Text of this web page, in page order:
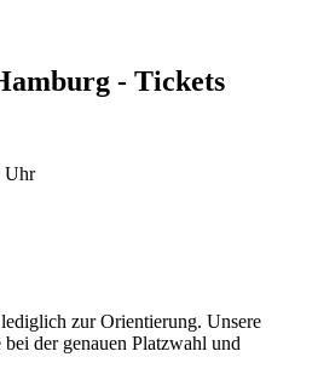
- Tickets
Uhr
zur Orientierung. Unsere
der genauen Platzwahl und